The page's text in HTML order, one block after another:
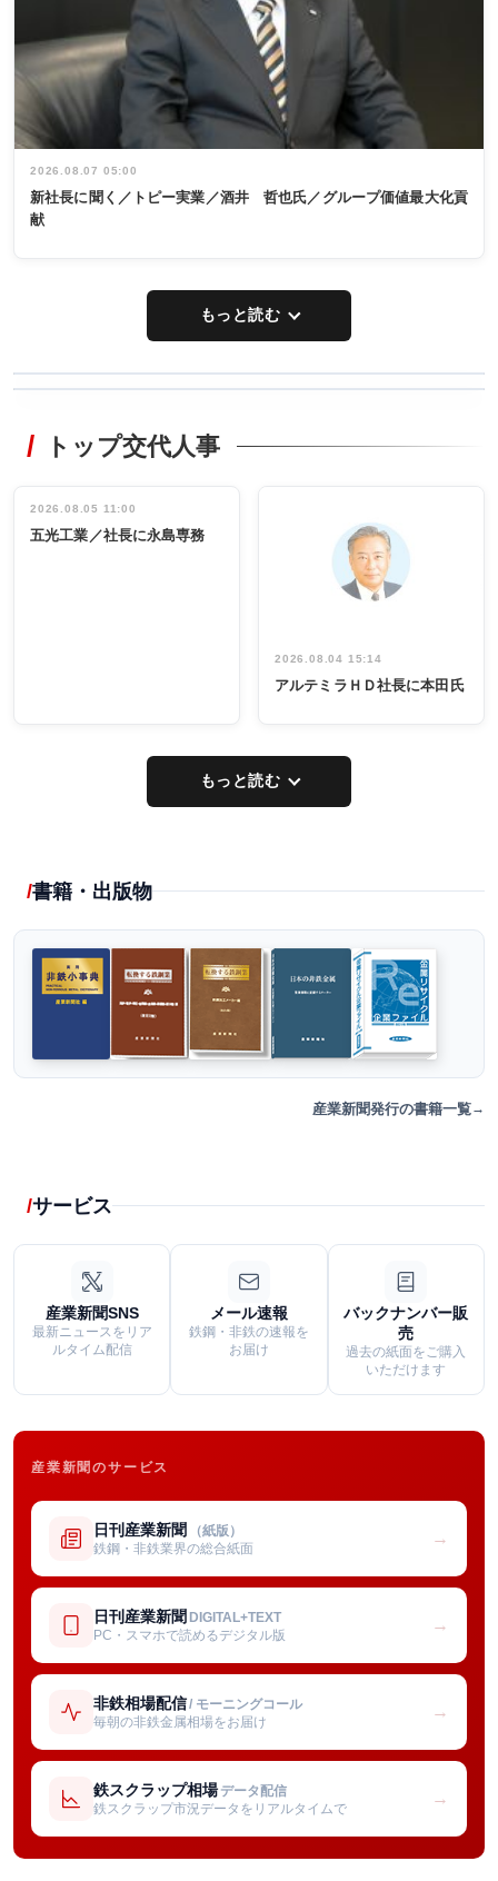
2026.08.07 05:00
新社長に聞く／トピー実業／酒井 哲也氏／グループ価値最大化貢
献
もっと読む
非鉄業界で
インタビュ
ー／社内ア
タックトレー
祝う 業界関
係者ら220人
出席
トップ交代人事
2026.08.05 11:00
五光工業／社長に永島専務
2026.08.04 15:14
アルテミラＨＤ社長に本田氏
もっと読む
書籍・出版物
産業新聞発行の書籍一覧
サービス
産業新聞SNS
最新ニュースをリア
ルタイム配信
メール速報
鉄鋼・非鉄の速報を
お届け
バックナンバー販
売
過去の紙面をご購入
いただけます
産業新聞のサービス
日刊産業新聞 （紙版）
鉄鋼・非鉄業界の総合紙面
→
日刊産業新聞 DIGITAL+TEXT
PC・スマホで読めるデジタル版
→
非鉄相場配信/ モーニングコール
毎朝の非鉄金属相場をお届け
→
鉄スクラップ相場 データ配信
鉄スクラップ市況データをリアルタイムで
→